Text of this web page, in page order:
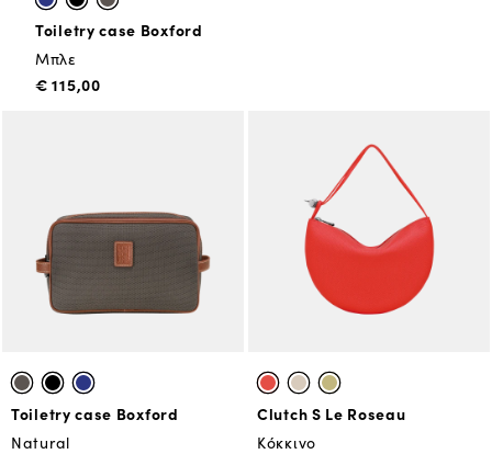
Toiletry case Boxford
Μπλε
€ 115,00
Toiletry case Boxford
Natural
Clutch S Le Roseau
Κόκκινο